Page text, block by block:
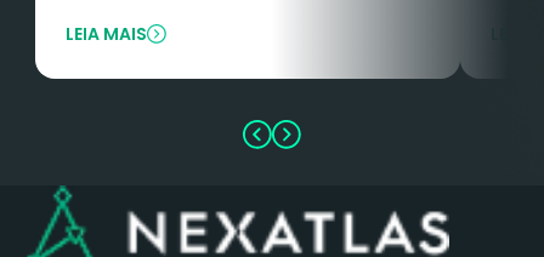
LEIA MAIS